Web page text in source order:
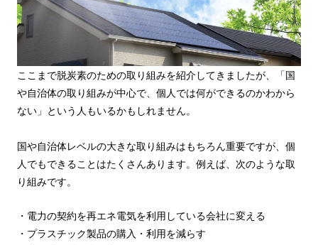
ここまで脱炭素のための取り組みを紹介してきましたが、「国
や自治体の取り組みが中心で、個人では何ができるのかわから
ない」という人もいるかもしれません。
国や自治体レベルの大きな取り組みはもちろん重要ですが、個
人でもできることはたくさんあります。例えば、次のような取
り組みです。
・電力の契約を再エネ電気を利用している会社に変える
・プラスチック製品の購入・利用を減らす